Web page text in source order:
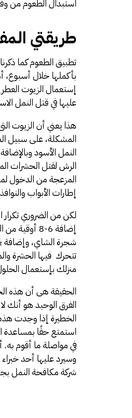
استبدال الطعوم من
طريقتي
تطبيق الطعوم كما
بأكملها خلال أسبوع،
إستعمال الزيوت
عليها في قتل النمل
هذا يعني أن الزيوت
المشكلة، على سبيل
النمل الأسود
الرش لقتل الحشرات
المزعجة من الدخول
إطارات الأبواب
لكن من الضروري
شجرة الشاي، وإضافة
تتحرك فيها الحشرة
منزلك بإستعمال
الحقيقة هى أن هذه
الفرق الوحيد هو أنك
الخطيرة إذا وجدت
استمتع حقًا بمساعدة
في مواصلة ما أقوم
وسيرد عليها أحد
شركة مكافحة النمل